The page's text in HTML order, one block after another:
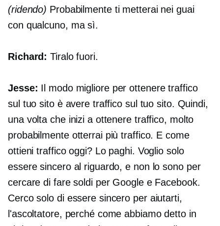
(ridendo) Probabilmente ti metterai nei guai
con qualcuno, ma sì.
Richard: Tiralo fuori.
Jesse: Il modo migliore per ottenere traffico
sul tuo sito è avere traffico sul tuo sito. Quindi,
una volta che inizi a ottenere traffico, molto
probabilmente otterrai più traffico. E come
ottieni traffico oggi? Lo paghi. Voglio solo
essere sincero al riguardo, e non lo sono per
cercare di fare soldi per Google e Facebook.
Cerco solo di essere sincero per aiutarti,
l'ascoltatore, perché come abbiamo detto in